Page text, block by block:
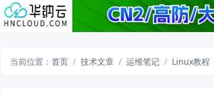
当前位置： 首页 / 技术文章 / 运维笔记 / Linux教程